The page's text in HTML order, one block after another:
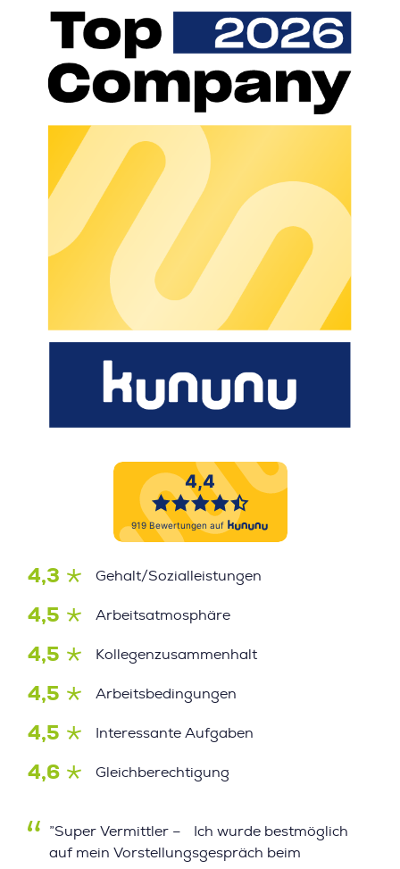
4,3 Gehalt/Sozialleistungen
4,5 Arbeitsatmosphäre
4,5 Kollegenzusammenhalt
4,5 Arbeitsbedingungen
4,5 Interessante Aufgaben
4,6 Gleichberechtigung
”Super Vermittler – Ich wurde bestmöglich
auf mein Vorstellungsgespräch beim